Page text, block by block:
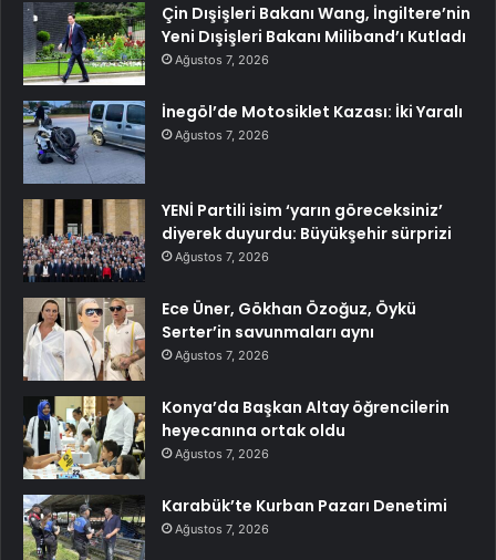
Çin Dışişleri Bakanı Wang, İngiltere’nin
Yeni Dışişleri Bakanı Miliband’ı Kutladı
Ağustos 7, 2026
İnegöl’de Motosiklet Kazası: İki Yaralı
Ağustos 7, 2026
YENİ Partili isim ‘yarın göreceksiniz’
diyerek duyurdu: Büyükşehir sürprizi
Ağustos 7, 2026
Ece Üner, Gökhan Özoğuz, Öykü
Serter’in savunmaları aynı
Ağustos 7, 2026
Konya’da Başkan Altay öğrencilerin
heyecanına ortak oldu
Ağustos 7, 2026
Karabük’te Kurban Pazarı Denetimi
Ağustos 7, 2026